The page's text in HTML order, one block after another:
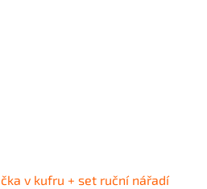
v kufru + set ruční nářadí